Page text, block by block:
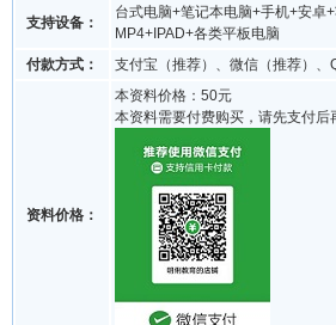
支持设备：
台式电脑+笔记本电脑+手机+安卓
MP4+IPAD+各类平板电脑
付款方式：
支付宝（推荐）、微信（推荐）、
资料价格：
本资料价格：50元
本资料需要付费购买，请先支付后